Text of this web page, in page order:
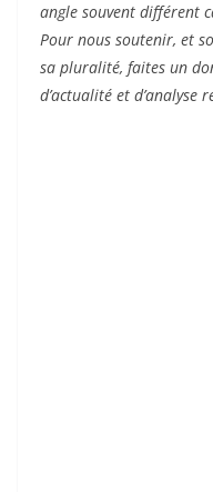
angle souvent différent
Pour nous soutenir, et
sa pluralité, faites un
d’actualité et d’analyse